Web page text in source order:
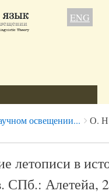
ENG
освещении... О.
летописи в
СПб.: Алетейа,